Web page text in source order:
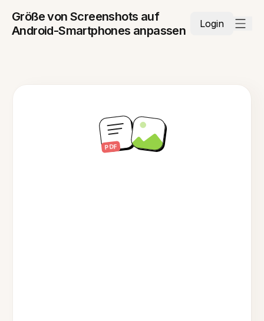
Größe von Screenshots auf
Android-Smartphones anpassen
Login